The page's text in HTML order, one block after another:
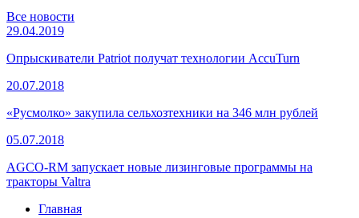
Все новости
29.04.2019
Опрыскиватели Patriot получат технологии AccuTurn
20.07.2018
«Русмолко» закупила сельхозтехники на 346 млн рублей
05.07.2018
AGCO-RM запускает новые лизинговые программы на
тракторы Valtra
Главная